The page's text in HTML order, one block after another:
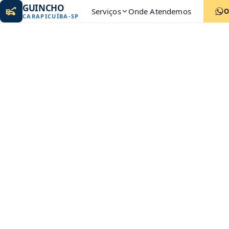
GUINCHO
CARAPICUÍBA-SP Serviços Onde Atendemos